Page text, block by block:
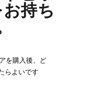
持ち
を購入後、ど
らよいです